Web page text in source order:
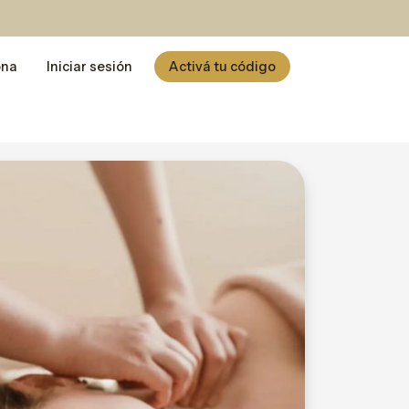
Iniciar sesión Activá tu código